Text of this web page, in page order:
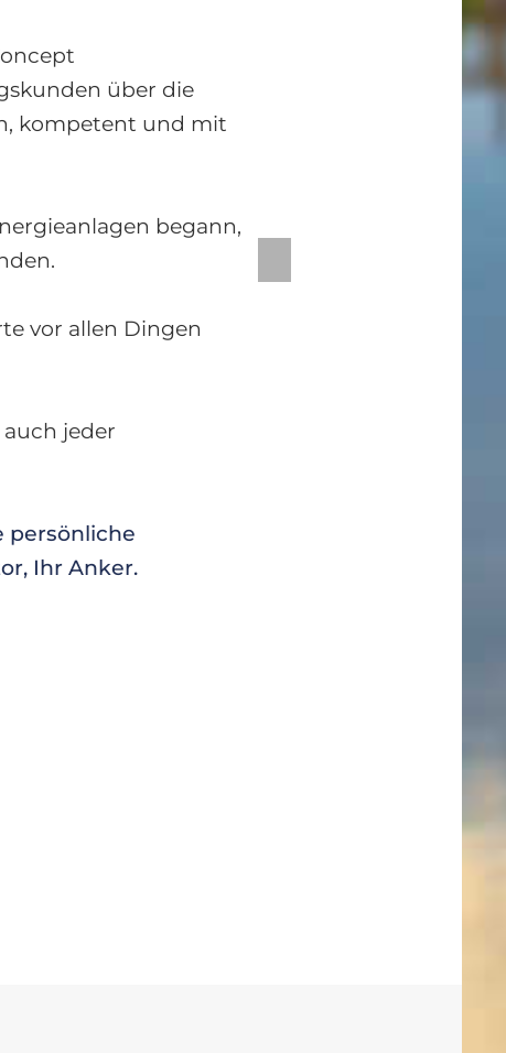
über die
kompetent und mit
begann,
vor allen Dingen
jeder
persönliche
Ihr Anker.
Stephan
EX